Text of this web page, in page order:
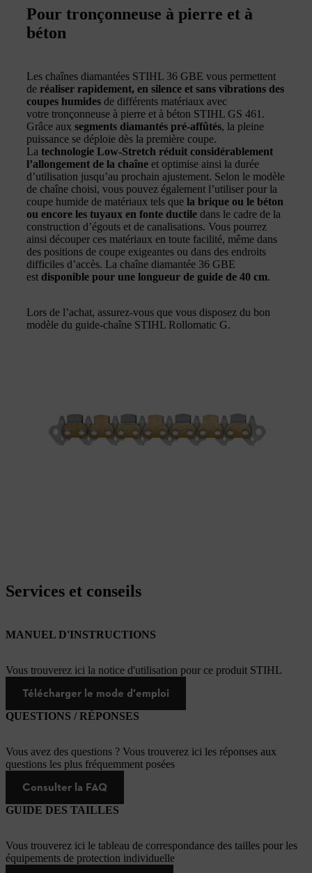
Pour tronçonneuse à pierre et à
béton
Les chaînes diamantées STIHL 36 GBE vous permettent
de réaliser rapidement, en silence et sans vibrations des
coupes humides de différents matériaux avec
votre tronçonneuse à pierre et à béton STIHL GS 461.
Grâce aux segments diamantés pré-affûtés, la pleine
puissance se déploie dès la première coupe.
La technologie Low-Stretch réduit considérablement
l’allongement de la chaîne et optimise ainsi la durée
d’utilisation jusqu’au prochain ajustement. Selon le modèle
de chaîne choisi, vous pouvez également l’utiliser pour la
coupe humide de matériaux tels que la brique ou le béton
ou encore les tuyaux en fonte ductile dans le cadre de la
construction d’égouts et de canalisations. Vous pourrez
ainsi découper ces matériaux en toute facilité, même dans
des positions de coupe exigeantes ou dans des endroits
difficiles d’accès. La chaîne diamantée 36 GBE
est disponible pour une longueur de guide de 40 cm.
Lors de l’achat, assurez-vous que vous disposez du bon
modèle du guide-chaîne STIHL Rollomatic G.
Services et conseils
MANUEL D'INSTRUCTIONS
Vous trouverez ici la notice d'utilisation pour ce produit STIHL
Télécharger le mode d'emploi
QUESTIONS / RÉPONSES
Vous avez des questions ? Vous trouverez ici les réponses aux
questions les plus fréquemment posées
Consulter la FAQ
GUIDE DES TAILLES
Vous trouverez ici le tableau de correspondance des tailles pour les
équipements de protection individuelle